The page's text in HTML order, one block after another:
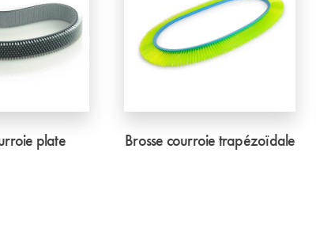
plate Brosse courroie trapézoïdale